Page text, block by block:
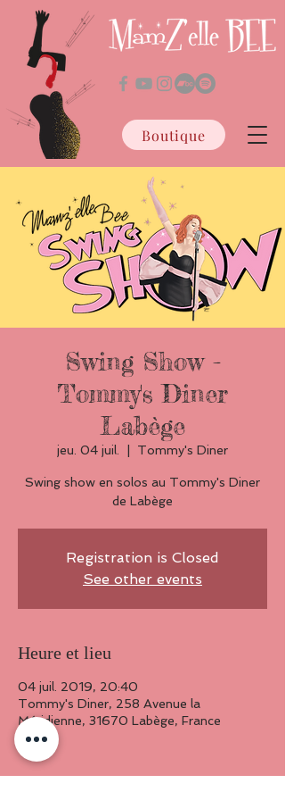
Boutique
Swing Show -
Tommy's Diner
Labège
jeu. 04 juil. Tommy's Diner
Swing show en solos au Tommy's Diner
de Labège
Registration is Closed
See other events
Heure et lieu
04 juil. 2019, 20:40
Tommy's Diner, 258 Avenue la
Méridienne, 31670 Labège, France